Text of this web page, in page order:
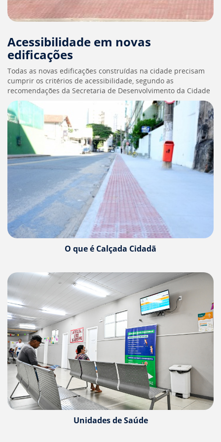
[]
Ir
Portal
de
[]
Ir
para
a
lista
de
secretarias
[]
Ir
para
de
legislação
[]
Ir
para
notícias
para
o
conteúdo
desta
página
[]
Ir
para
a
busca
[]
Voltar
Acessibilidade em novas
edificações
Todas as novas edificações construídas na cidade precisam
cumprir os critérios de acessibilidade, segundo as
recomendações da Secretaria de Desenvolvimento da Cidade
O que é Calçada Cidadã
Unidades de Saúde